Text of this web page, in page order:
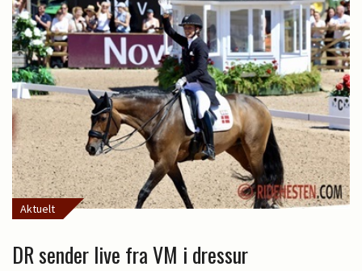
Aktuelt
DR sender live fra VM i dressur